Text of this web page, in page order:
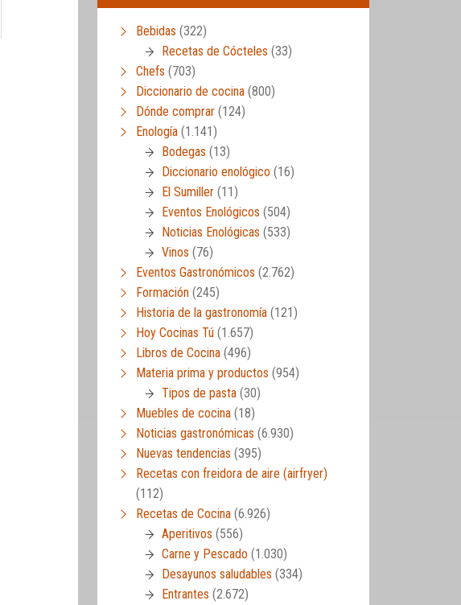
Bebidas (322)
Recetas de Cócteles (33)
Chefs (703)
Diccionario de cocina (800)
Dónde comprar (124)
Enología (1.141)
Bodegas (13)
Diccionario enológico (16)
El Sumiller (11)
Eventos Enológicos (504)
Noticias Enológicas (533)
Vinos (76)
Eventos Gastronómicos (2.762)
Formación (245)
Historia de la gastronomía (121)
Hoy Cocinas Tú (1.657)
Libros de Cocina (496)
Materia prima y productos (954)
Tipos de pasta (30)
Muebles de cocina (18)
Noticias gastronómicas (6.930)
Nuevas tendencias (395)
Recetas con freidora de aire (airfryer)
(112)
Recetas de Cocina (6.926)
Aperitivos (556)
Carne y Pescado (1.030)
Desayunos saludables (334)
Entrantes (2.672)